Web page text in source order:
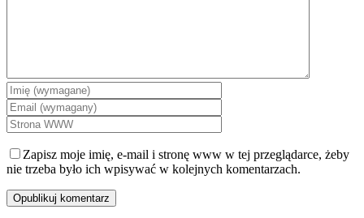
Zapisz moje imię, e-mail i stronę www w tej przeglądarce, żeby
nie trzeba było ich wpisywać w kolejnych komentarzach.